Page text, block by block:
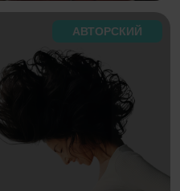
АВТОРСКИЙ